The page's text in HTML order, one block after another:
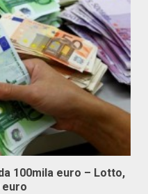
100mila euro – Lotto,
euro